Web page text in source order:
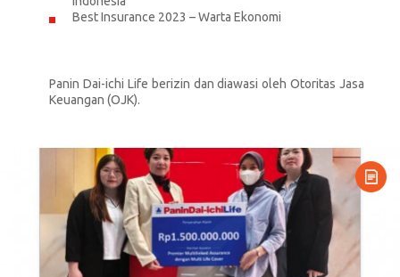
Best Insurance 2023 – Warta Ekonomi
Panin Dai-ichi Life berizin dan diawasi oleh Otoritas Jasa
Keuangan (OJK).